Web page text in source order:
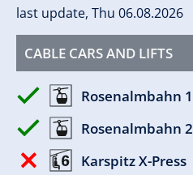
last update, Thu 06.08.2026
CABLE CARS AND LIFTS
Rosenalmbahn 1
Rosenalmbahn 2
Karspitz X-Press